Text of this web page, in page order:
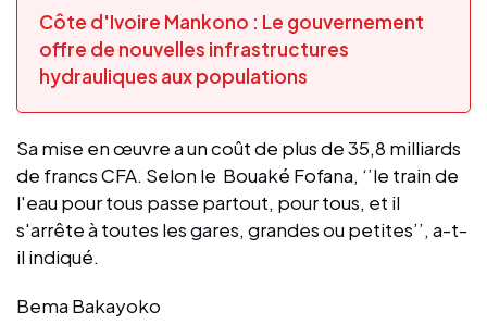
Côte d'Ivoire Mankono : Le gouvernement
offre de nouvelles infrastructures
hydrauliques aux populations
Sa mise en œuvre a un coût de plus de 35,8 milliards
de francs CFA. Selon le Bouaké Fofana, ‘’le train de
l'eau pour tous passe partout, pour tous, et il
s'arrête à toutes les gares, grandes ou petites’’, a-t-
il indiqué.
Bema Bakayoko